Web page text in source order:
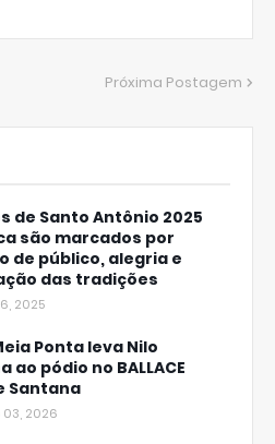
Próxima Postagem
de Santo Antônio 2025
são marcados por
de público, alegria e
das tradições
2025
Ponta leva Nilo
ao pódio no BALLACE
Santana
2026